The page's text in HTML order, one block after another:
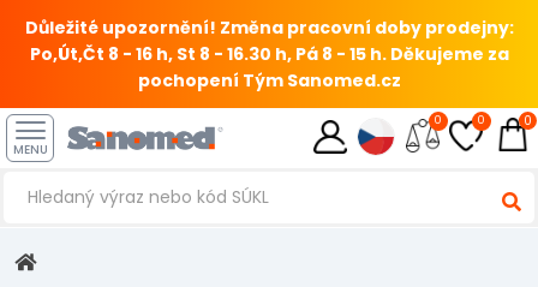
Důležité upozornění! Změna pracovní doby prodejny:
Po,Út,Čt 8 - 16 h, St 8 - 16.30 h, Pá 8 - 15 h. Děkujeme za
pochopení Tým Sanomed.cz
MENU
0 0 0